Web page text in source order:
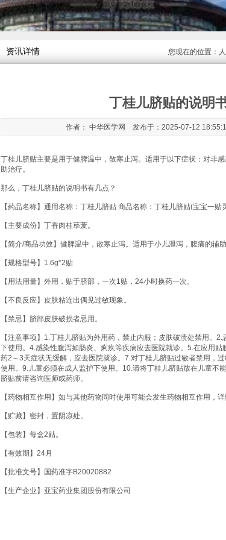
资讯详情 您现在的位置：
丁桂儿脐贴的说明
作者： 中华医学网 发布于：2025-07-12
丁桂儿脐贴主要是用于健脾温中，散寒止泻。适用于以下症状：对非
助治疗。
那么，丁桂儿脐贴的说明书有几点？
【药品名称】通用名称：丁桂儿脐贴 商品名称：丁桂儿脐贴(宝宝一
【主要成份】丁香肉桂荜茇。
【简介/商品功效】健脾温中，散寒止泻。适用于小儿泄泻，腹痛的辅助
【规格型号】1.6g*2贴
【用法用量】外用，贴于脐部，一次1贴，24小时换药一次。
【不良反应】皮肤粘连出偶见过敏现象。
【禁忌】脐部皮肤破损者忌用。
【注意事项】1.丁桂儿脐贴为外用药，禁止内服；皮肤破溃处禁用。
下使用。4.感染性腹泻如肠炎、痢疾等疾病应去医院就诊。5.在应用
药2～3天症状无缓解，应去医院就诊。7.对丁桂儿脐贴过敏者禁用，
使用。9.儿童必须在成人监护下使用。10.请将丁桂儿脐贴放在儿童不
脐贴前请咨询医师或药师。
【药物相互作用】如与其他药物同时使用可能会发生药物相互作用，详
【贮藏】密封，置阴凉处。
【包装】每盒2贴。
【有效期】24月
【批准文号】国药准字B20020882
【生产企业】亚宝药业集团股份有限公司